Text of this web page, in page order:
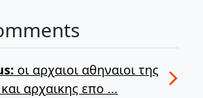
οι αρχαιοι αθηναιοι της
αρχαικης επο ...